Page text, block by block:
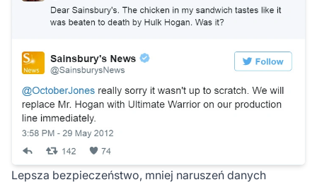
Lepsza bezpieczeństwo, mniej naruszeń danych